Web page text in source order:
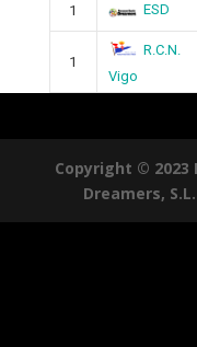
1 ESD
1
R.C.N.
Vigo
Copyright © 2023
Dreamers, S.L.